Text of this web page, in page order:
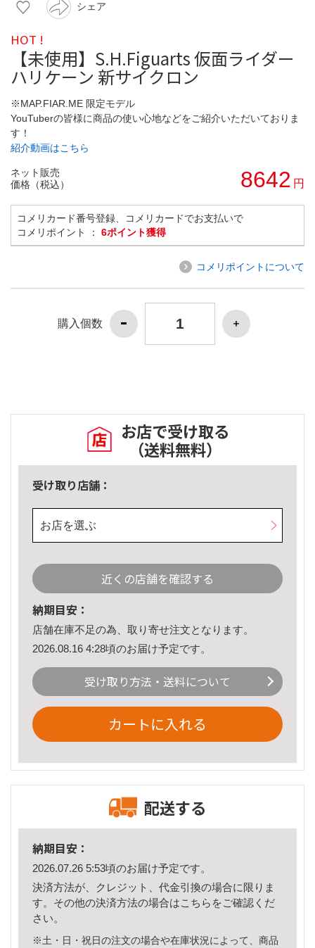
シェア
HOT !
【未使用】S.H.Figuarts 仮面ライダー
ハリケーン 新サイクロン
※MAP.FIAR.ME 限定モデル
YouTuberの皆様に商品の使い心地などをご紹介いただいておりま
す！
紹介動画はこちら
ネット販売
価格（税込）
8642 円
コメリカード番号登録、コメリカードでお支払いで
コメリポイント ： 6ポイント獲得
コメリポイントについて
購入個数
お店で受け取る
（送料無料）
受け取り店舗：
お店を選ぶ
近くの店舗を確認する
納期目安：
店舗在庫不足の為、取り寄せ注文となります。
2026.08.16 4:28頃のお届け予定です。
受け取り方法・送料について
カートに入れる
配送する
納期目安：
2026.07.26 5:53頃のお届け予定です。
決済方法が、クレジット、代金引換の場合に限りま
す。その他の決済方法の場合はこちら をご確認くだ
さい。
※土・日・祝日の注文の場合や在庫状況によって、商品